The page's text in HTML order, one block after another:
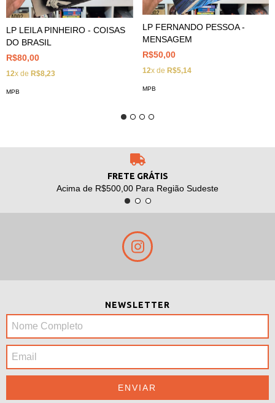
LP LEILA PINHEIRO - COISAS
DO BRASIL
R$80,00
12x de R$8,23
MPB
LP FERNANDO PESSOA -
MENSAGEM
R$50,00
12x de R$5,14
MPB
FRETE GRÁTIS
Acima de R$500,00 Para Região Sudeste
NEWSLETTER